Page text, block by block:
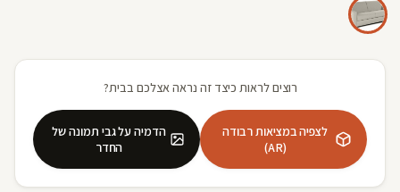
רוצים לראות כיצד זה נראה אצלכם בבית?
לצפיה במציאות רבודה
(AR)
הדמיה על גבי תמונה של
החדר